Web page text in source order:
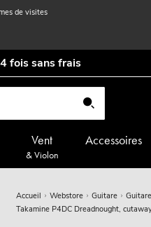
de visites
fois sans frais
Vent
& Violon
Accessoires
Accueil Webstore Guitare
Takamine P4DC Dreadnought,